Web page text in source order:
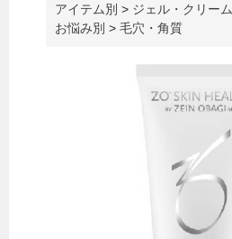
アイテム別 > ジェル・クリーム
お悩み別 >毛穴・角質